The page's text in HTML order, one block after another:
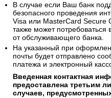
В случае если Ваш банк
безопасного проведения
Visa или MasterCard Secure
также может потребоваться
от обслуживающего банка.
На указанный при
почты будет отправлено
платежа и электронный
Введенная контактная
предоставлена третьим
случаев,